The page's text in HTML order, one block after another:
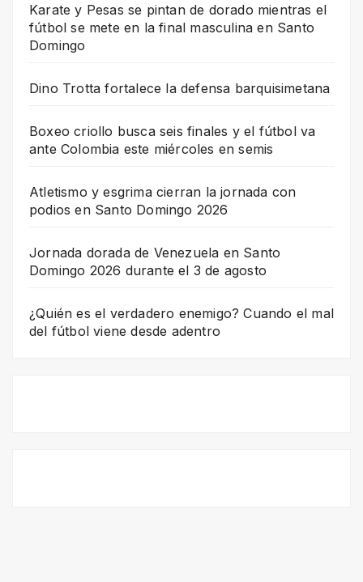
Karate y Pesas se pintan de dorado mientras el
fútbol se mete en la final masculina en Santo
Domingo
Dino Trotta fortalece la defensa barquisimetana
Boxeo criollo busca seis finales y el fútbol va
ante Colombia este miércoles en semis
Atletismo y esgrima cierran la jornada con
podios en Santo Domingo 2026
Jornada dorada de Venezuela en Santo
Domingo 2026 durante el 3 de agosto
¿Quién es el verdadero enemigo? Cuando el mal
del fútbol viene desde adentro